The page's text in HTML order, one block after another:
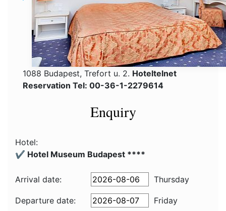
1088 Budapest, Trefort u. 2. Hoteltelnet
Reservation Tel: 00-36-1-2279614
Enquiry
Hotel:
✔️ Hotel Museum Budapest ****
Arrival date: Thursday
Departure date:
Friday